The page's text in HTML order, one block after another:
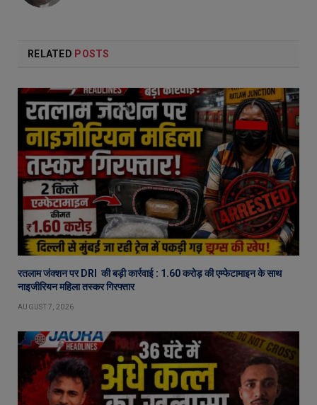
RELATED POSTS
रतलाम जंक्शन पर DRI की बड़ी कार्रवाई : 1.60 करोड़ की एम्फेटामाइन के साथ
नाइजीरियन महिला तस्कर गिरफ्तार
AUGUST 7, 2026